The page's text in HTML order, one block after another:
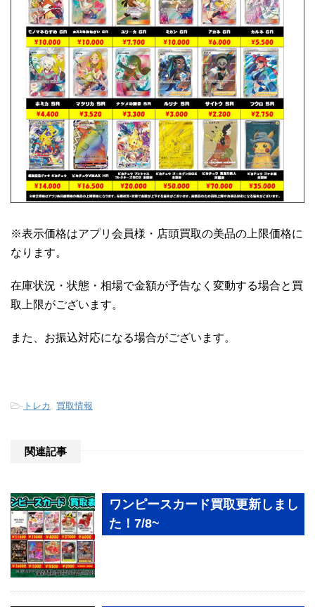
※表示価格はアプリ会員様・店頭買取の美品の上限価格に
なります。
在庫状況・状態・相場で金額が予告なく変動する場合と買
取上限がございます。
また、お振込対応になる場合がございます。
- トレカ , 買取情報
関連記事
ワンピースカード買取更新しまし
た！7/8~